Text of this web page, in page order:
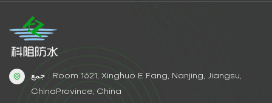
جمع : Room 1621, Xinghuo E Fang, Nanjing, Jiangsu,
ChinaProvince, China